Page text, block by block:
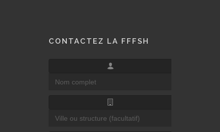
CONTACTEZ LA FFFSH